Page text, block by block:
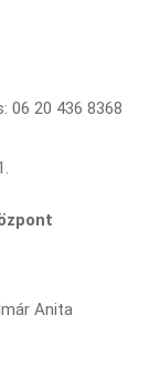
06 20 436 8368
Anita